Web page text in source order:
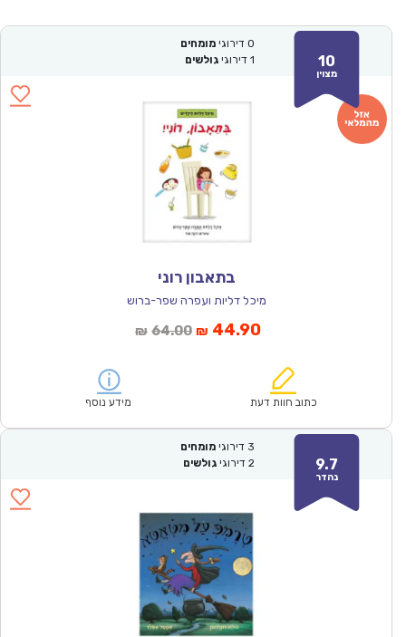
10
מצוין
0 דירוגי מומחים
1 דירוגי גולשים
בתאבון רוני
מיכל דליות ועפרה שפר-ברוש
₪ 64.00המחיר
₪64.00.
₪ 44.90המחיר
הוא:
כתוב חוות דעת מידע נוסף
9.7
נהדר
3 דירוגי מומחים
2 דירוגי גולשים